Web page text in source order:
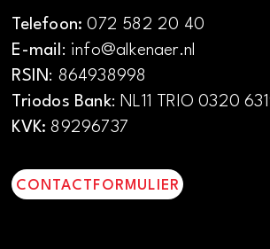
Telefoon:072 582 20 40
E-mail: info@alkenaer.nl
RSIN: 864938998
Triodos Bank: NL11 TRIO 0320
KVK: 89296737
CONTACTFORMULIER